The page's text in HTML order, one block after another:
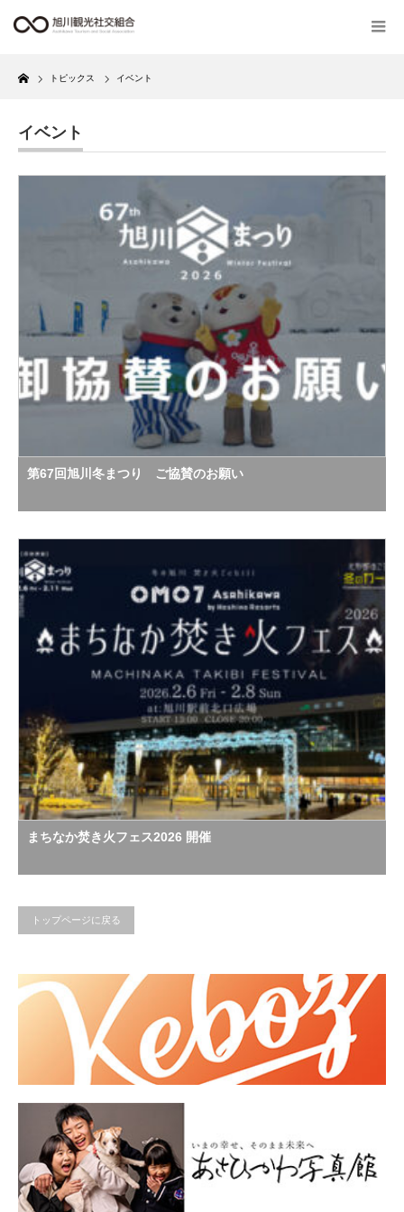
Home
トピックス イベント
イベント
第67回旭川冬まつり ご協賛のお願い
まちなか焚き火フェス2026 開催
トップページに戻る